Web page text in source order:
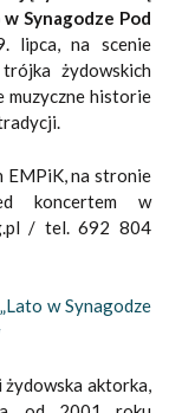
Synagodze Pod
lipca, na scenie
żydowskich
muzyczne historie
EMPiK, na stronie
koncertem w
/ tel. 692 804
w Synagodze
aktorka,